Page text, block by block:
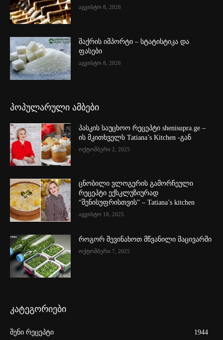
აგვისტო 8, 2026
შაქრის იმპორტი – სტატისტიკა და
ფასები
აგვისტო 8, 2026
პოპულარული ამბები
პასკის საუცხოო რეცეპტი shenisupra.ge –
ის მკითხველს Tatiana’s Kitchen -გან
ოქტომბერი 2, 2025
ცნობილი ვლოგერის გამორჩეული
რეცეპტი ექსკლუზიურად
“შენისუფრისთვის” – Tatiana’s kitchen
აგვისტო 18, 2025
როგორ შევინახოთ მწვანილი მაცივარში
ოქტომბერი 7, 2025
კატეგორიები
შენი რეცეპტი
1944